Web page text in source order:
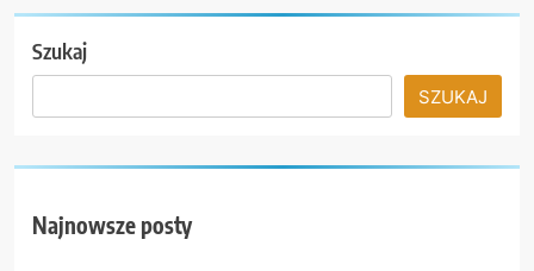
Szukaj
SZUKAJ
Najnowsze posty